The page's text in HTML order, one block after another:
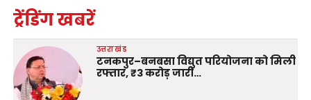
ट्रेंडिंग खबरें
उत्तराखंड
टनकपुर–बनबसा विद्युत परियोजना को मिली
रफ्तार, ₹3 करोड़ जारी…